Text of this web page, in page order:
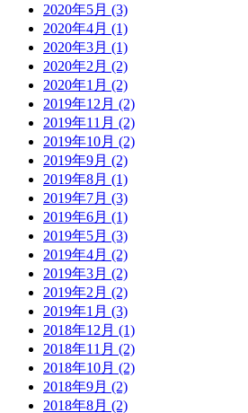
2020年5月 (3)
2020年4月 (1)
2020年3月 (1)
2020年2月 (2)
2020年1月 (2)
2019年12月 (2)
2019年11月 (2)
2019年10月 (2)
2019年9月 (2)
2019年8月 (1)
2019年7月 (3)
2019年6月 (1)
2019年5月 (3)
2019年4月 (2)
2019年3月 (2)
2019年2月 (2)
2019年1月 (3)
2018年12月 (1)
2018年11月 (2)
2018年10月 (2)
2018年9月 (2)
2018年8月 (2)